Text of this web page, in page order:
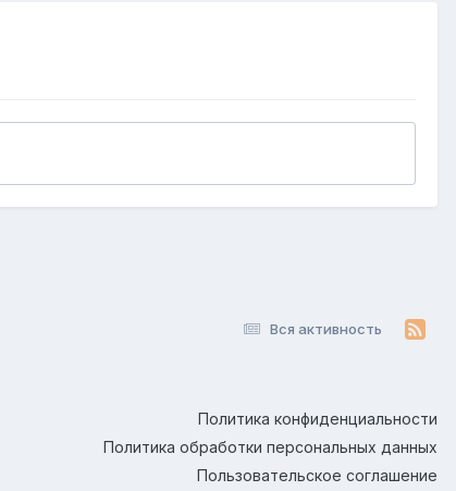
Вся активность
Политика конфиденциальности
Политика обработки персональных данных
Пользовательское соглашение